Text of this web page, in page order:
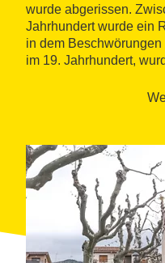
wurde abgerissen.
Jahrhundert wurde ein
in dem
im 19. Jahrhundert,